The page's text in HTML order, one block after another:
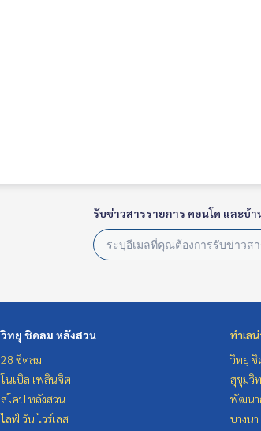
รับข่าวสารรายการ คอนโด และบ้า
วิทยุ ชิดลม หลังสวน
28 ชิดลม
โนเบิล เพลินจิต
สโคป หลังสวน
ไลฟ์ วัน ไวร์เลส
ทำเล
วิทยุ ชิ
สุขุมวิ
พัฒนา
บางนา